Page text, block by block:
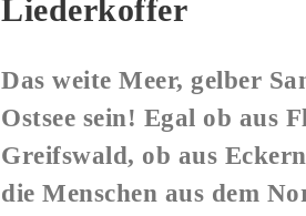
Liederkoffer
Das weite Meer, gelber
Ostsee sein! Egal ob aus
Greifswald, ob aus
die Menschen aus dem